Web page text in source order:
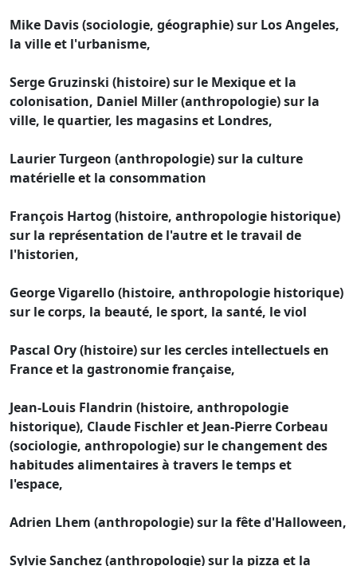
Mike Davis (sociologie, géographie) sur Los Angeles,
la ville et l'urbanisme,
Serge Gruzinski (histoire) sur le Mexique et la
colonisation, Daniel Miller (anthropologie) sur la
ville, le quartier, les magasins et Londres,
Laurier Turgeon (anthropologie) sur la culture
matérielle et la consommation
François Hartog (histoire, anthropologie historique)
sur la représentation de l'autre et le travail de
l'historien,
George Vigarello (histoire, anthropologie historique)
sur le corps, la beauté, le sport, la santé, le viol
Pascal Ory (histoire) sur les cercles intellectuels en
France et la gastronomie française,
Jean-Louis Flandrin (histoire, anthropologie
historique), Claude Fischler et Jean-Pierre Corbeau
(sociologie, anthropologie) sur le changement des
habitudes alimentaires à travers le temps et
l'espace,
Adrien Lhem (anthropologie) sur la fête d'Halloween,
Sylvie Sanchez (anthropologie) sur la pizza et la